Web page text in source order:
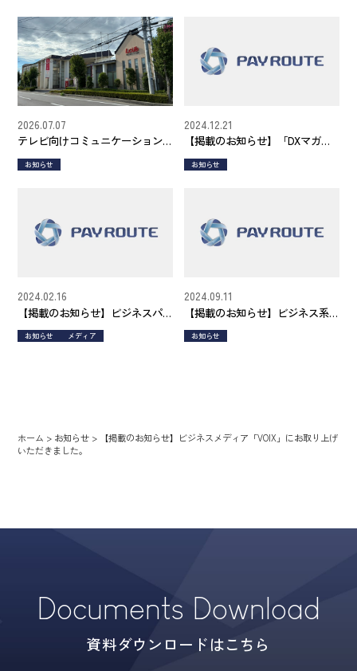
テレビ向けコミュニケーション
デバイス「ROUTEPAYリモコ
ン」、福島県郡山市の介護現場
2026.07.07
お知らせ
【掲載のお知らせ】「DXマガジ
ン」
2024.12.21
お知らせ
【掲載のお知らせ】ビジネスパ
ーソン向けニュースサイト
「Work Master（ワークマスタ
2024.02.16
お知らせ メディア
【掲載のお知らせ】ビジネス系
メディア「XEXEQ」にお取り上
げいただきました。
2024.09.11
お知らせ
ホーム > お知らせ >
【掲載のお知らせ】ビジネスメディア「VOIX」にお取り上げ
いただきました。
Documents Download
資料ダウンロードはこちら